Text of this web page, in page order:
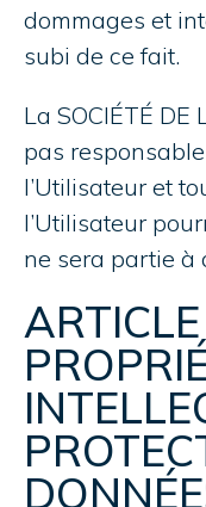
dommages et
subi de ce fait.
La SOCIÉTÉ DE
pas
l’Utilisateur et
l’Utilisateur
ne sera partie à